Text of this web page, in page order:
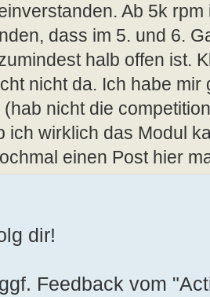
Ab 5k
dass im 5. und 6.
halb offen ist.
nicht da. Ich habe
nicht die
ich wirklich das Modul
einen Post hier
dir!
Feedback vom